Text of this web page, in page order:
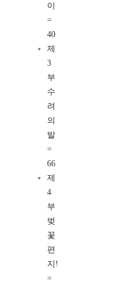
이
=
40
제
3
부
수
려
의
발
=
66
제
4
부
벚
꽃
편
지!
=